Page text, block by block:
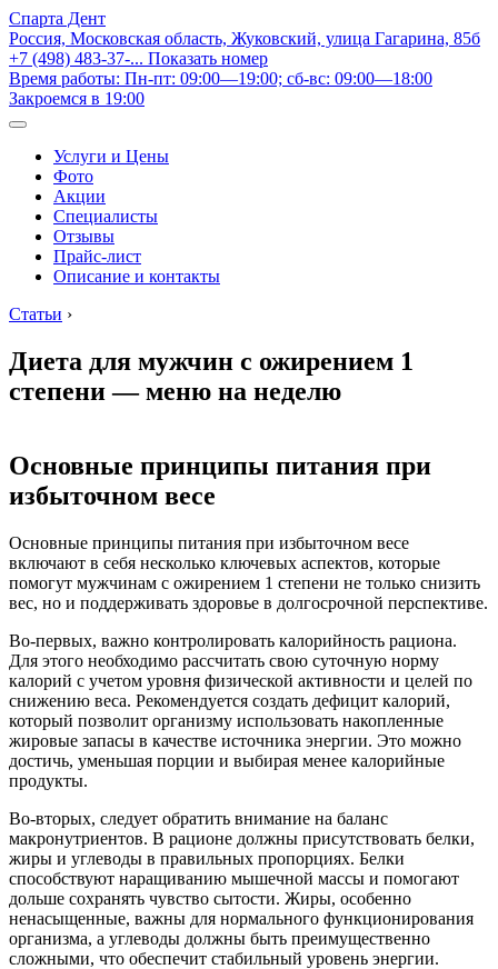
Спарта Дент
Россия, Московская область, Жуковский, улица Гагарина, 85б
+7 (498) 483-37-... Показать номер
Время работы: Пн-пт: 09:00—19:00; сб-вс: 09:00—18:00
Закроемся в 19:00
Услуги и Цены
Фото
Акции
Специалисты
Отзывы
Прайс-лист
Описание и контакты
Статьи ›
Диета для мужчин с ожирением 1
степени — меню на неделю
Основные принципы питания при
избыточном весе
Основные принципы питания при избыточном весе
включают в себя несколько ключевых аспектов, которые
помогут мужчинам с ожирением 1 степени не только снизить
вес, но и поддерживать здоровье в долгосрочной перспективе.
Во-первых, важно контролировать калорийность рациона.
Для этого необходимо рассчитать свою суточную норму
калорий с учетом уровня физической активности и целей по
снижению веса. Рекомендуется создать дефицит калорий,
который позволит организму использовать накопленные
жировые запасы в качестве источника энергии. Это можно
достичь, уменьшая порции и выбирая менее калорийные
продукты.
Во-вторых, следует обратить внимание на баланс
макронутриентов. В рационе должны присутствовать белки,
жиры и углеводы в правильных пропорциях. Белки
способствуют наращиванию мышечной массы и помогают
дольше сохранять чувство сытости. Жиры, особенно
ненасыщенные, важны для нормального функционирования
организма, а углеводы должны быть преимущественно
сложными, что обеспечит стабильный уровень энергии.